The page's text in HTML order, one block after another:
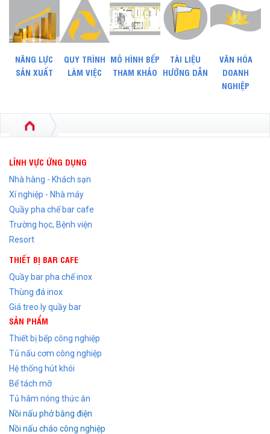
NĂNG LỰC
SẢN XUẤT
QUY TRÌNH
LÀM VIỆC
MÔ HÌNH BẾP
THAM KHẢO
TÀI LIỆU
HƯỚNG DẪN
VĂN HÓA
DOANH
NGHIỆP
LĨNH VỰC ỨNG DỤNG
Nhà hàng - Khách sạn
Xí nghiệp - Nhà máy
Quầy pha chế bar cafe
Trường học, Bệnh viện
Resort
THIẾT BỊ BAR CAFE
Quầy bar pha chế inox
Thùng đá inox
Giá treo ly quầy bar
SẢN PHẨM
Thiết bị bếp công nghiệp
Tủ nấu cơm công nghiệp
Hệ thống hút khói
Bể tách mỡ
Tủ hâm nóng thức ăn
Nồi nấu phở bằng điện
Nồi nấu cháo công nghiệp